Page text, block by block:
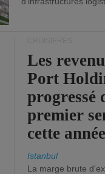
Les
Port
progressé
premier
cette
Istanbul
La marge brute